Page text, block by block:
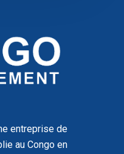
entreprise de
au Congo en